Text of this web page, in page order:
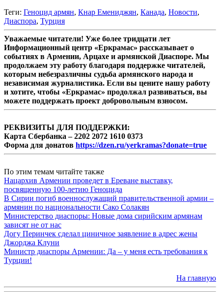
Теги: Геноцид армян, Кнар Емениджян, Канада, Новости,
Диаспора, Турция
Уважаемые читатели! Уже более тридцати лет
Информационный центр «Еркрамас» рассказывает о
событиях в Армении, Арцахе и армянской Диаспоре. Мы
продолжаем эту работу благодаря поддержке читателей,
которым небезразличны судьба армянского народа и
независимая журналистика. Если вы цените нашу работу
и хотите, чтобы «Еркрамас» продолжал развиваться, вы
можете поддержать проект добровольным взносом.
РЕКВИЗИТЫ ДЛЯ ПОДДЕРЖКИ:
Карта Сбербанка – 2202 2072 1610 0373
Форма для донатов https://dzen.ru/yerkramas?donate=true
По этим темам читайте также
Нацархив Армении проведет в Ереване выставку,
посвященную 100-летию Геноцида
В Сирии погиб военнослужащий правительственной армии –
армянин по национальности Сако Солакян
Министерство диаспоры: Новые дома сирийским армянам
зависят не от нас
Догу Перинчек сделал циничное заявление в адрес жены
Джорджа Клуни
Министр диаспоры Армении: Да – у меня есть требования к
Турции!
На главную